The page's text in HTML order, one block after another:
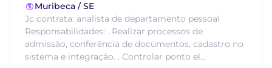
Muribeca / SE
Jc contrata: analista de departamento pessoal
Responsabilidades: . Realizar processos de
admissão, conferência de documentos, cadastro no
sistema e integração. . Controlar ponto el...